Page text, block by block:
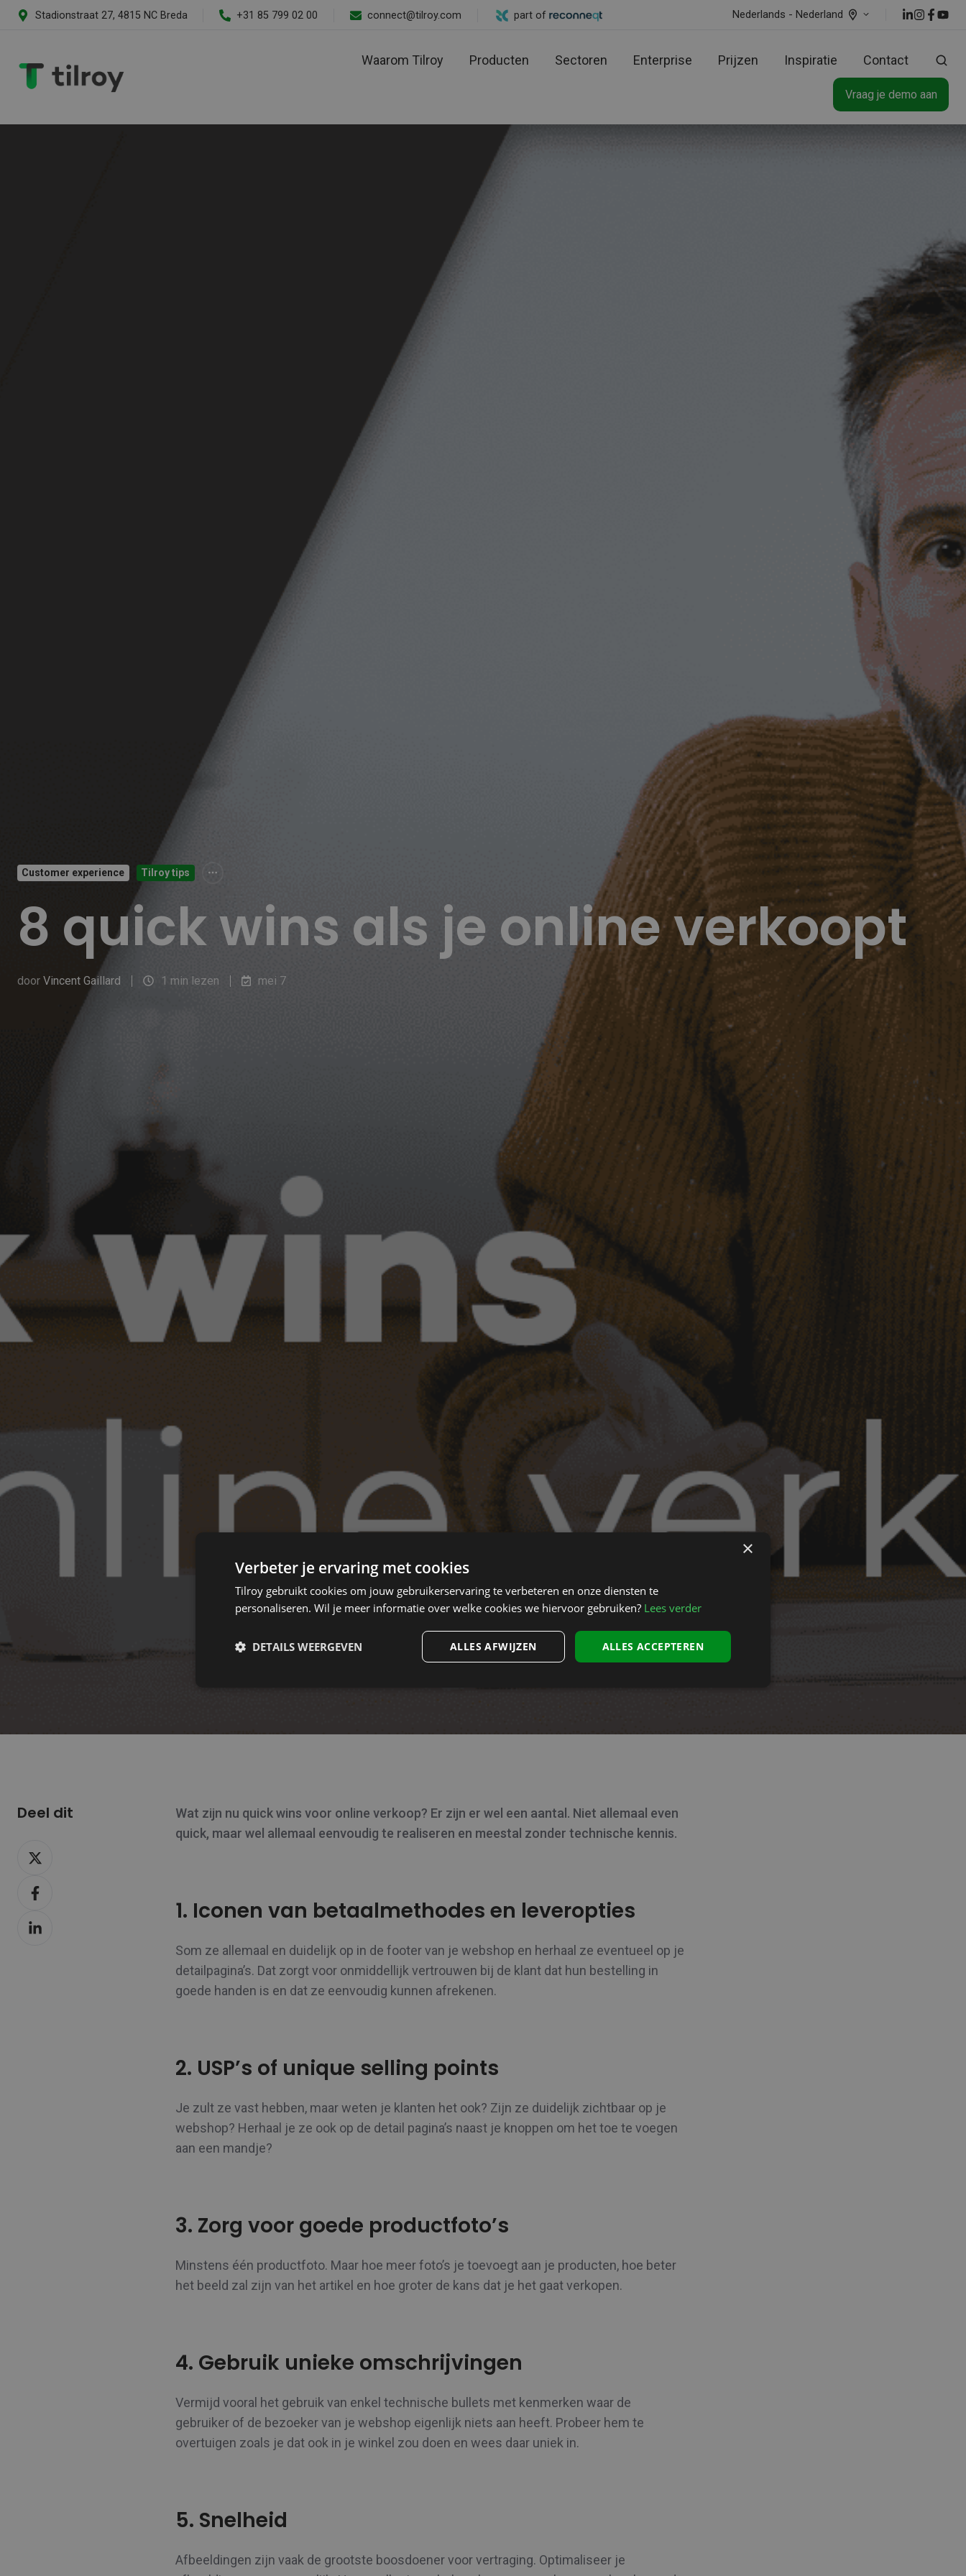
Stadionstraat 27, 4815 NC Breda +31 85 799 02 00 connect@tilroy.com part of Nederlands - Nederland
Waarom Tilroy Producten Sectoren Enterprise Prijzen Inspiratie Contact
Vraag je demo aan
Customer experience Tilroy tips
8 quick wins als je online verkoopt
door Vincent Gaillard 1 min lezen mei 7
Wat zijn nu quick wins voor online verkoop? Er zijn er wel een aantal. Niet allemaal even
quick, maar wel allemaal eenvoudig te realiseren en meestal zonder technische kennis.
1. Iconen van betaalmethodes en leveropties
Som ze allemaal en duidelijk op in de footer van je webshop en herhaal ze eventueel op je
detailpagina’s. Dat zorgt voor onmiddellijk vertrouwen bij de klant dat hun bestelling in
goede handen is en dat ze eenvoudig kunnen afrekenen.
2. USP’s of unique selling points
Je zult ze vast hebben, maar weten je klanten het ook? Zijn ze duidelijk zichtbaar op je
webshop? Herhaal je ze ook op de detail pagina’s naast je knoppen om het toe te voegen
aan een mandje?
3. Zorg voor goede productfoto’s
Minstens één productfoto. Maar hoe meer foto’s je toevoegt aan je producten, hoe beter
het beeld zal zijn van het artikel en hoe groter de kans dat je het gaat verkopen.
4. Gebruik unieke omschrijvingen
Vermijd vooral het gebruik van enkel technische bullets met kenmerken waar de
gebruiker of de bezoeker van je webshop eigenlijk niets aan heeft. Probeer hem te
overtuigen zoals je dat ook in je winkel zou doen en wees daar uniek in.
5. Snelheid
Afbeeldingen zijn vaak de grootste boosdoener voor vertraging. Optimaliseer je
Deel dit
Deel
Deel
Facebook
Deel
×
Verbeter je ervaring met cookies
Tilroy gebruikt cookies om jouw gebruikerservaring te verbeteren en onze diensten te
personaliseren. Wil je meer informatie over welke cookies we hiervoor gebruiken? Lees verder
ALLES ACCEPTEREN
ALLES AFWIJZEN
DETAILS WEERGEVEN